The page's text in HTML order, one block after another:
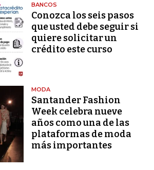
BANCOS
Conozca los seis pasos
que usted debe seguir si
quiere solicitar un
crédito este curso
MODA
Santander Fashion
Week celebra nueve
años como una de las
plataformas de moda
más importantes